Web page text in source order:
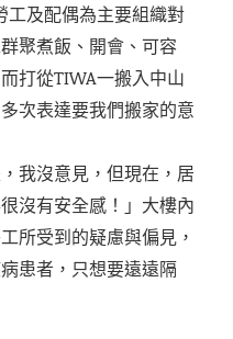
工及配偶為主要組織對
聚煮飯、開會、可容
打從TIWA一搬入中山
次表達要我們搬家的意
我沒意見，但現在，居
沒有安全感！」大樓內
所受到的疑慮與偏見，
患者，只想要遠遠隔